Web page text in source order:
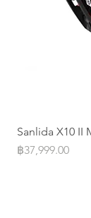
Sanlida X10 II
Price
฿37,999.00